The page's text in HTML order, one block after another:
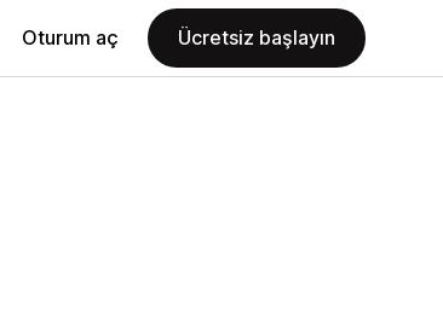
Oturum aç Ücretsiz başlayın